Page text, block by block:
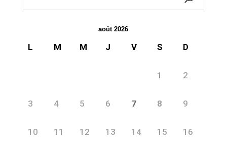
août 2026
L M M J V S D
1 2
3 4 5 6 7 8 9
10 11 12 13 14 15 16